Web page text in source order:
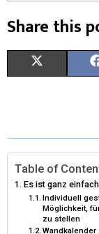
Share this
W
T
T
Table of
Es ist ganz
Individuell
Möglichkeit,
zu stellen